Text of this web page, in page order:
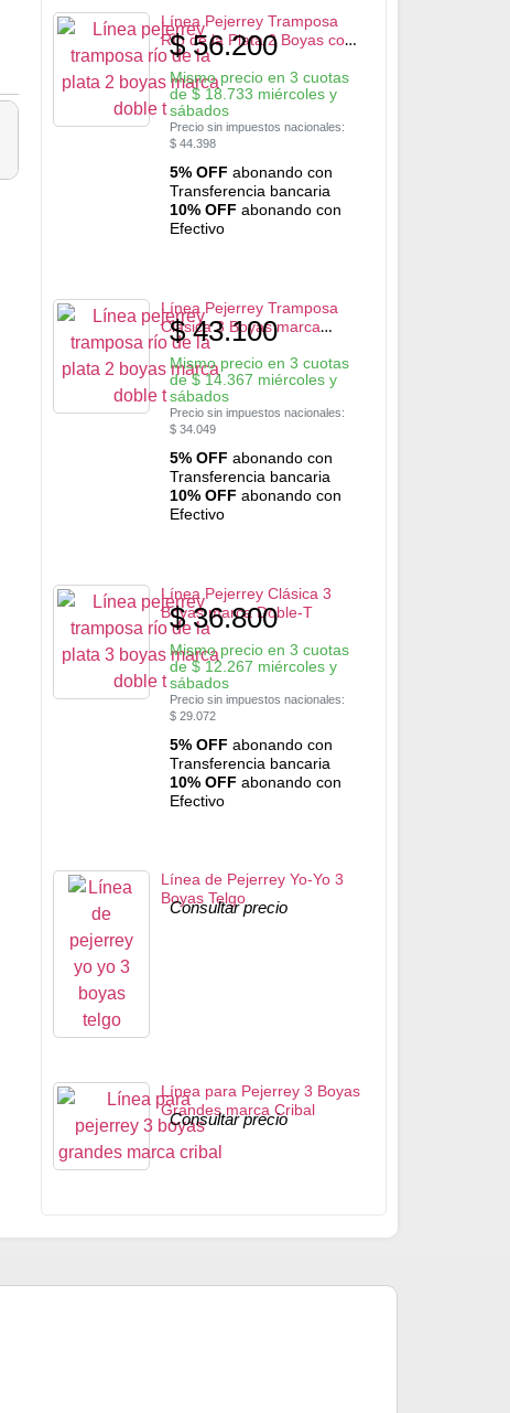
Línea Pejerrey Tramposa
Río de la Plata 2 Boyas con
Bigotera marca Doble-T
$56.200
Mismo precio en 3 cuotas
de$18.733 miércoles y
sábados
Precio sin impuestos nacionales:
$ 44.398
5% OFF abonando con
Transferencia bancaria
10% OFF abonando con
Efectivo
Línea Pejerrey Tramposa
Clasica 3 Boyas marca
Doble-T
$43.100
Mismo precio en 3 cuotas
de$14.367 miércoles y
sábados
Precio sin impuestos nacionales:
$ 34.049
5% OFF abonando con
Transferencia bancaria
10% OFF abonando con
Efectivo
Línea Pejerrey Clásica 3
Boyas marca Doble-T
$36.800
Mismo precio en 3 cuotas
de$12.267 miércoles y
sábados
Precio sin impuestos nacionales:
$ 29.072
5% OFF abonando con
Transferencia bancaria
10% OFF abonando con
Efectivo
Línea de Pejerrey Yo-Yo 3
Boyas Telgo
Consultar precio
Línea para Pejerrey 3 Boyas
Grandes marca Cribal
Consultar precio